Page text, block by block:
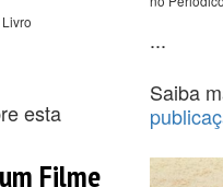
esta
...
Saiba
Filme